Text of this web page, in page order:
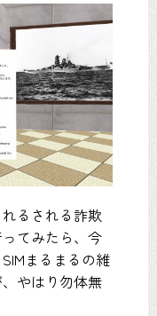
るされる詐欺
てみたら、今
まるまるの維
やはり勿体無